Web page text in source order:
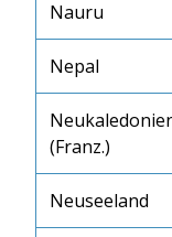
Nauru
Nepal
(Franz.)
Neuseeland